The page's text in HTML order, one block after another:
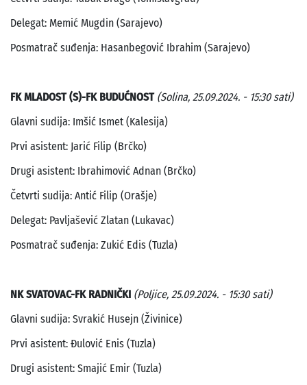
Delegat: Memić Mugdin (Sarajevo)
Posmatrač suđenja: Hasanbegović Ibrahim (Sarajevo)
FK MLADOST (S)-FK BUDUĆNOST (Solina, 25.09.2024. - 15:30 sati)
Glavni sudija: Imšić Ismet (Kalesija)
Prvi asistent: Jarić Filip (Brčko)
Drugi asistent: Ibrahimović Adnan (Brčko)
Četvrti sudija: Antić Filip (Orašje)
Delegat: Pavljašević Zlatan (Lukavac)
Posmatrač suđenja: Zukić Edis (Tuzla)
NK SVATOVAC-FK RADNIČKI (Poljice, 25.09.2024. - 15:30 sati)
Glavni sudija: Svrakić Husejn (Živinice)
Prvi asistent: Đulović Enis (Tuzla)
Drugi asistent: Smajić Emir (Tuzla)